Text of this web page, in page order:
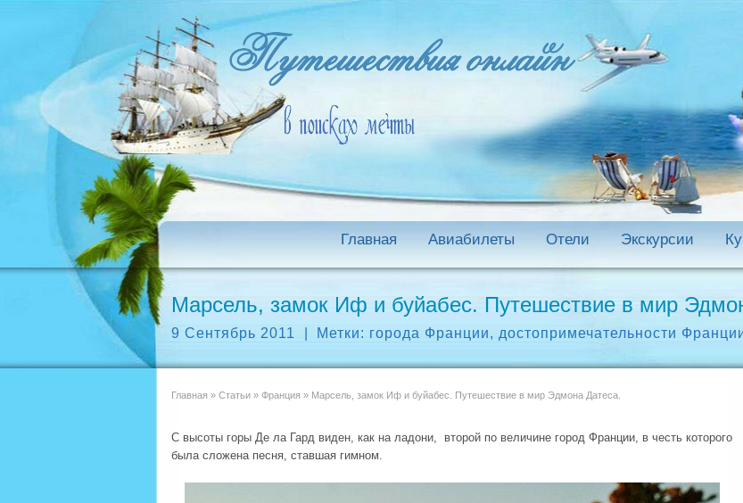
Главная Авиабилеты Отели Экскурсии
Марсель, замок Иф и буйабес. Путешествие в мир
9 Сентябрь 2011 Метки: города Франции, достопримечательности
Главная » Статьи » Франция » Марсель, замок Иф и буйабес. Путешествие в мир Эдмона Датеса.
С высоты горы Де ла Гард виден, как на ладони, второй по величине город Франции, в честь которого
была сложена песня, ставшая гимном.